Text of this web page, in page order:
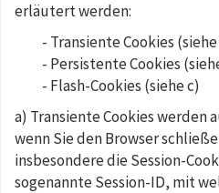
erläutert werden:
- Transiente Cookies (siehe
- Persistente Cookies
- Flash-Cookies (siehe c)
a) Transiente Cookies werden
wenn Sie den Browser
insbesondere die Session-
sogenannte Session-ID, mit